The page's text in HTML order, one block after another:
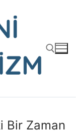
Bir Zaman